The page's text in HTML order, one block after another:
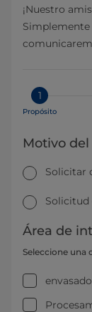
¡Nuestro
1
Propósito
Motivo
Solicitar
Área de
Seleccione una
envasado